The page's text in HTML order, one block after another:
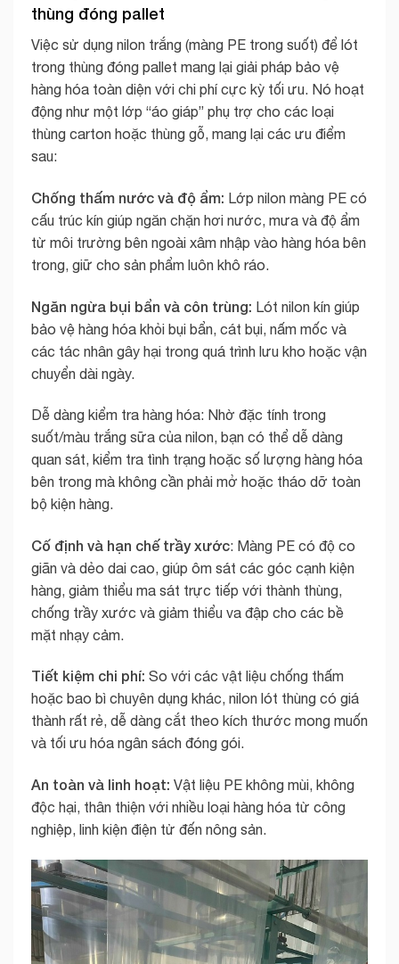
thùng đóng pallet
Việc sử dụng nilon trắng (màng PE trong suốt) để lót
trong thùng đóng pallet mang lại giải pháp bảo vệ
hàng hóa toàn diện với chi phí cực kỳ tối ưu. Nó hoạt
động như một lớp “áo giáp” phụ trợ cho các loại
thùng carton hoặc thùng gỗ, mang lại các ưu điểm
sau:
Chống thấm nước và độ ẩm: Lớp nilon màng PE có
cấu trúc kín giúp ngăn chặn hơi nước, mưa và độ ẩm
từ môi trường bên ngoài xâm nhập vào hàng hóa bên
trong, giữ cho sản phẩm luôn khô ráo.
Ngăn ngừa bụi bẩn và côn trùng: Lót nilon kín giúp
bảo vệ hàng hóa khỏi bụi bẩn, cát bụi, nấm mốc và
các tác nhân gây hại trong quá trình lưu kho hoặc vận
chuyển dài ngày.
Dễ dàng kiểm tra hàng hóa: Nhờ đặc tính trong
suốt/màu trắng sữa của nilon, bạn có thể dễ dàng
quan sát, kiểm tra tình trạng hoặc số lượng hàng hóa
bên trong mà không cần phải mở hoặc tháo dỡ toàn
bộ kiện hàng.
Cố định và hạn chế trầy xước: Màng PE có độ co
giãn và dẻo dai cao, giúp ôm sát các góc cạnh kiện
hàng, giảm thiểu ma sát trực tiếp với thành thùng,
chống trầy xước và giảm thiểu va đập cho các bề
mặt nhạy cảm.
Tiết kiệm chi phí: So với các vật liệu chống thấm
hoặc bao bì chuyên dụng khác, nilon lót thùng có giá
thành rất rẻ, dễ dàng cắt theo kích thước mong muốn
và tối ưu hóa ngân sách đóng gói.
An toàn và linh hoạt: Vật liệu PE không mùi, không
độc hại, thân thiện với nhiều loại hàng hóa từ công
nghiệp, linh kiện điện tử đến nông sản.